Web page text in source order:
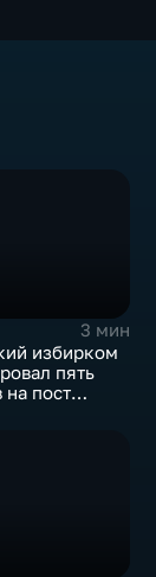
3 мин
избирком
пять
на пост